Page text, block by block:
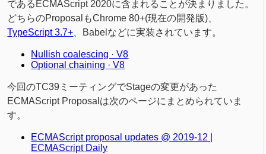
であるECMAScript 2020に含まれることが決まりました。
どちらのProposalもChrome 80+(現在の開発版)、
TypeScript 3.7+ 、Babelなどに実装されています。
Nullish coalescing · V8
Optional chaining · V8
今回のTC39ミーティングでStageの変更があった
ECMAScript Proposalは次のページにまとめられていま
す。
ECMAScript proposal updates @ 2019-12 |
ECMAScript Daily